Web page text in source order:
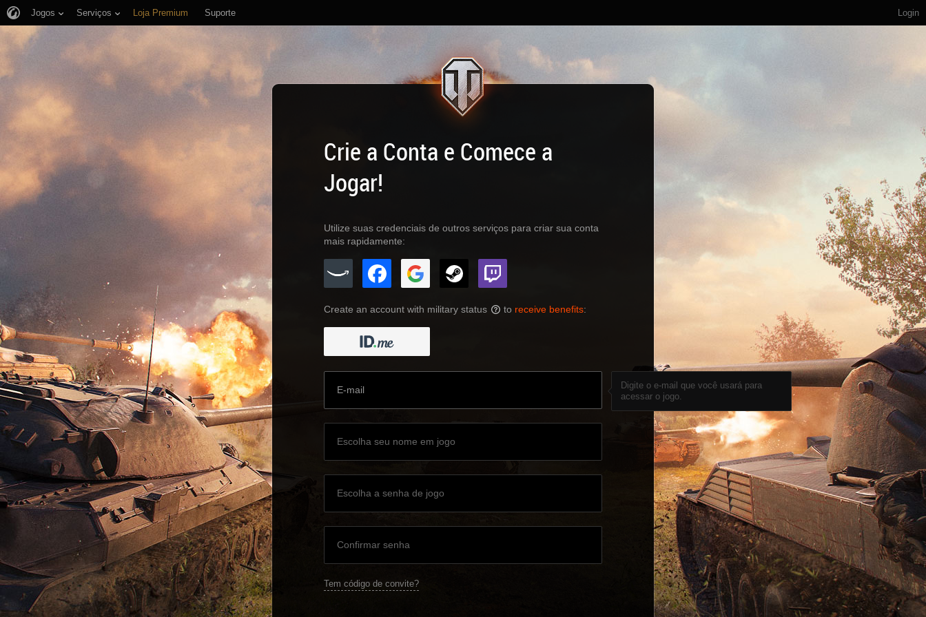
Login
Jogos Serviços Loja Premium Suporte
Crie a Conta e Comece a
Jogar!
Utilize suas credenciais de outros serviços para criar sua conta
mais rapidamente:
Create an account with military status ? to receive benefits:
Digite o e-mail que você usará para
acessar o jogo.
Tem código de convite?